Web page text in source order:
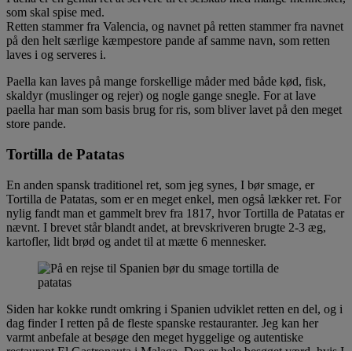
som skal spise med.
Retten stammer fra Valencia, og navnet på retten stammer fra navnet
på den helt særlige kæmpestore pande af samme navn, som retten
laves i og serveres i.
Paella kan laves på mange forskellige måder med både kød, fisk,
skaldyr (muslinger og rejer) og nogle gange snegle. For at lave
paella har man som basis brug for ris, som bliver lavet på den meget
store pande.
Tortilla de Patatas
En anden spansk traditionel ret, som jeg synes, I bør smage, er
Tortilla de Patatas, som er en meget enkel, men også lækker ret. For
nylig fandt man et gammelt brev fra 1817, hvor Tortilla de Patatas er
nævnt. I brevet står blandt andet, at brevskriveren brugte 2-3 æg,
kartofler, lidt brød og andet til at mætte 6 mennesker.
Siden har kokke rundt omkring i Spanien udviklet retten en del, og i
dag finder I retten på de fleste spanske restauranter. Jeg kan her
varmt anbefale at besøge den meget hyggelige og autentiske